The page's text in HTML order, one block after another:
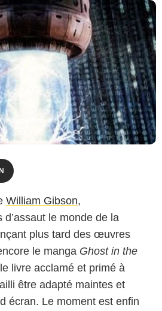
William Gibson,
d’assaut le monde de la
plus tard des œuvres
le manga Ghost in the
livre acclamé et primé à
être adapté maintes et
écran. Le moment est enfin